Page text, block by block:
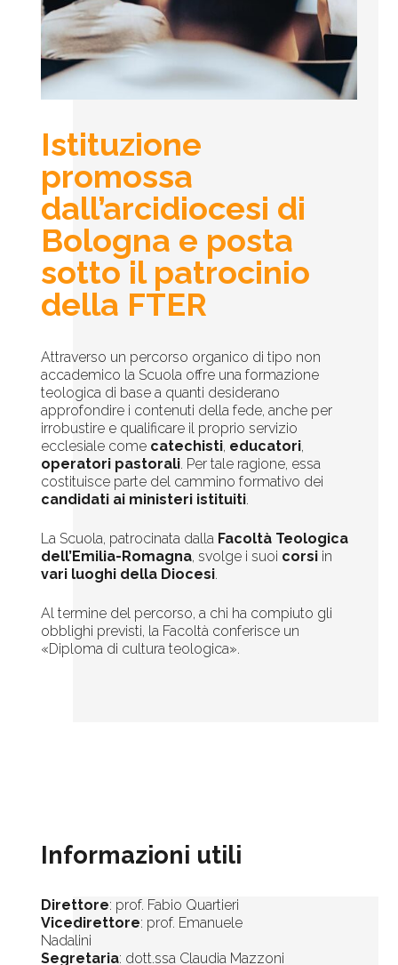
Istituzione
promossa
dall’arcidiocesi di
Bologna e posta
sotto il patrocinio
della FTER
Attraverso un percorso organico di tipo non
accademico la Scuola offre una formazione
teologica di base a quanti desiderano
approfondire i contenuti della fede, anche per
irrobustire e qualificare il proprio servizio
ecclesiale come catechisti, educatori,
operatori pastorali. Per tale ragione, essa
costituisce parte del cammino formativo dei
candidati ai ministeri istituiti.
La Scuola, patrocinata dalla Facoltà Teologica
dell’Emilia-Romagna, svolge i suoi corsi in
vari luoghi della Diocesi.
Al termine del percorso, a chi ha compiuto gli
obblighi previsti, la Facoltà conferisce un
«Diploma di cultura teologica».
Informazioni utili
Direttore: prof. Fabio Quartieri
Vicedirettore: prof. Emanuele
Nadalini
Segretaria: dott.ssa Claudia Mazzoni